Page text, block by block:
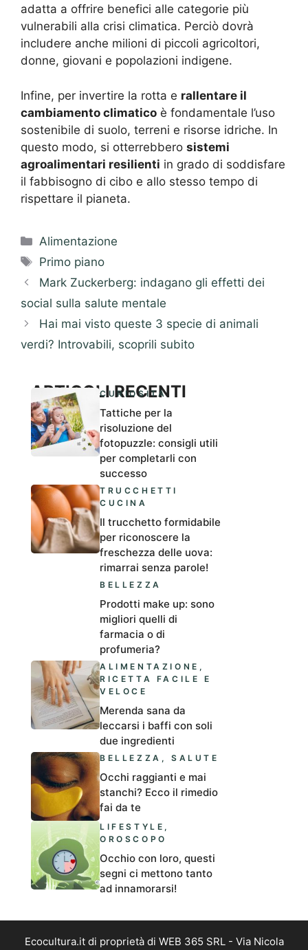
adatta a offrire benefici alle categorie più
vulnerabili alla crisi climatica. Perciò dovrà
includere anche milioni di piccoli agricoltori,
donne, giovani e popolazioni indigene.
Infine, per invertire la rotta e rallentare il
cambiamento climatico è fondamentale l’uso
sostenibile di suolo, terreni e risorse idriche. In
questo modo, si otterrebbero sistemi
agroalimentari resilienti in grado di soddisfare
il fabbisogno di cibo e allo stesso tempo di
rispettare il pianeta.
Categorie
Alimentazione
Tag
Primo piano
Mark Zuckerberg: indagano gli effetti dei
social sulla salute mentale
Hai mai visto queste 3 specie di animali
verdi? Introvabili, scoprili subito
ARTICOLI RECENTI
CURIOSITÀ
Tattiche per la
risoluzione del
fotopuzzle: consigli utili
per completarli con
successo
TRUCCHETTI
CUCINA
Il trucchetto formidabile
per riconoscere la
freschezza delle uova:
rimarrai senza parole!
BELLEZZA
Prodotti make up: sono
migliori quelli di
farmacia o di
profumeria?
ALIMENTAZIONE ,
RICETTA FACILE E
VELOCE
Merenda sana da
leccarsi i baffi con soli
due ingredienti
BELLEZZA ,SALUTE
Occhi raggianti e mai
stanchi? Ecco il rimedio
fai da te
LIFESTYLE ,
OROSCOPO
Occhio con loro, questi
segni ci mettono tanto
ad innamorarsi!
Ecocultura.it di proprietà di WEB 365 SRL - Via Nicola